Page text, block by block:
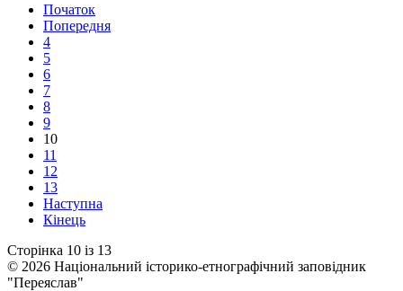
Початок
Попередня
4
5
6
7
8
9
10
11
12
13
Наступна
Кінець
Сторінка 10 із 13
© 2026 Національний історико-етнографічний заповідник
"Переяслав"